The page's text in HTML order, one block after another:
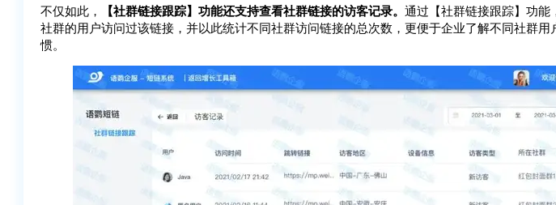
不仅如此， 【社群链接跟踪】功能还支持查看社群链接的访客记录。 通过【社群链接跟踪】功能
社群的用户访问过该链接，并以此统计不同社群访问链接的总次数，更便于企业了解不同社群用
惯。